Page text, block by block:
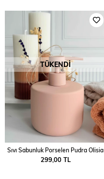
TÜKENDI
Sıvı Sabunluk Porselen Pudra Olisia
299,00 TL